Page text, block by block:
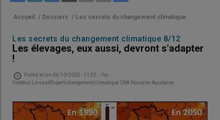
Accueil / Dossiers / Les secrets du changement climatique
Les secrets du changement climatique 8/12
Les élevages, eux aussi, devront s'adapter
!
Publié le lun 06/10/2025 - 11:52 - Par
Frédéric LevraultExpert changement climatique CRA Nouvelle-Aquitaine